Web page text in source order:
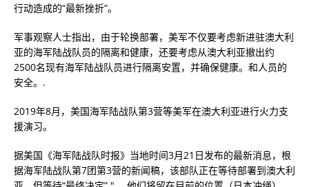
行动造成的“最新挫折”。
军事观察人士指出，由于轮换部署，美军不仅要考虑新进驻澳大利
亚的海军陆战队员的隔离和健康，还要考虑从澳大利亚撤出约
2500名现有海军陆战队员进行隔离安置，并确保健康。和人员的
安全。.
2019年8月，美国海军陆战队第3营等美军在澳大利亚进行火力支
援演习。
据美国《海军陆战队时报》当地时间3月21日发布的最新消息，根
据海军陆战队第7团第3营的新闻稿，该部队正在等待部署到澳大利